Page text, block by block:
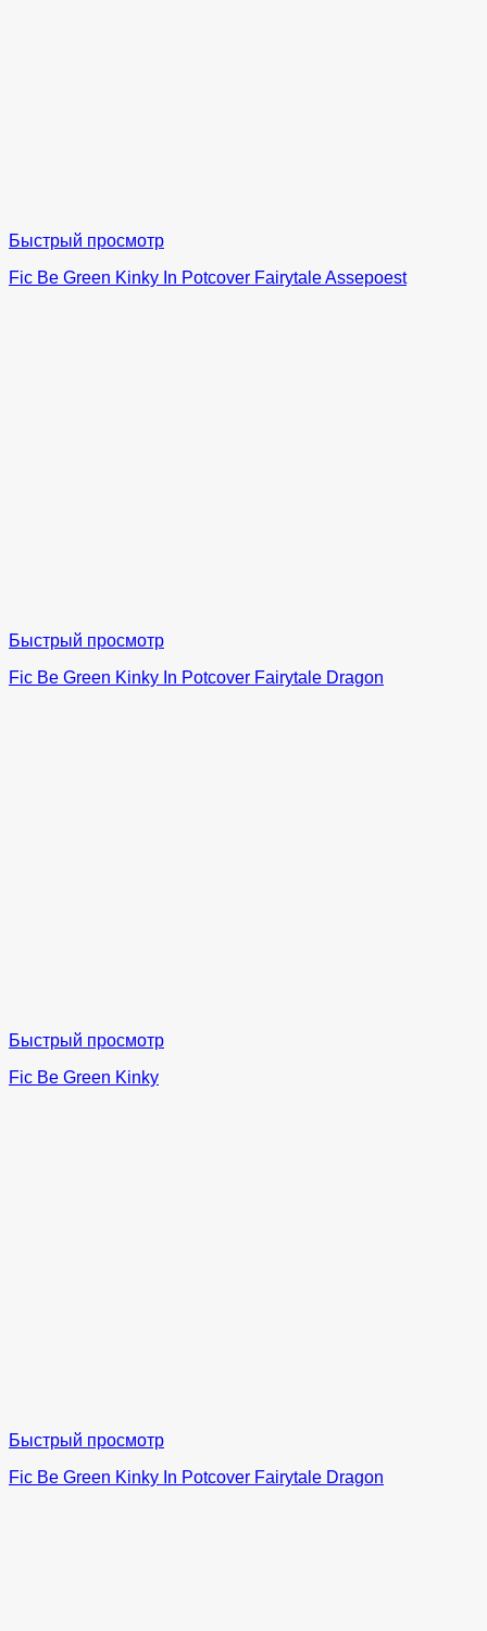
Быстрый просмотр
Fic Be Green Kinky In Potcover Fairytale Assepoest
Быстрый просмотр
Fic Be Green Kinky In Potcover Fairytale Dragon
Быстрый просмотр
Fic Be Green Kinky
Быстрый просмотр
Fic Be Green Kinky In Potcover Fairytale Dragon